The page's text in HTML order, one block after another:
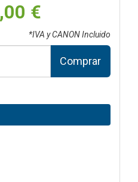
€
*IVA y CANON Incluido
Comprar